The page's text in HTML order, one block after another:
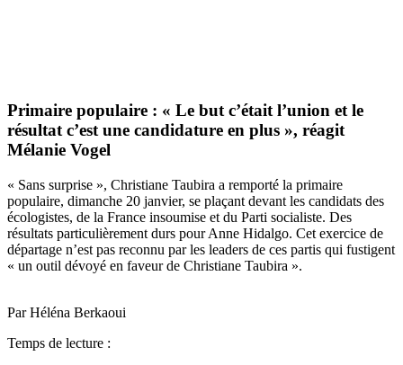
Primaire populaire : « Le but c’était l’union et le
résultat c’est une candidature en plus », réagit
Mélanie Vogel
« Sans surprise », Christiane Taubira a remporté la primaire
populaire, dimanche 20 janvier, se plaçant devant les candidats des
écologistes, de la France insoumise et du Parti socialiste. Des
résultats particulièrement durs pour Anne Hidalgo. Cet exercice de
départage n’est pas reconnu par les leaders de ces partis qui fustigent
« un outil dévoyé en faveur de Christiane Taubira ».
Par Héléna Berkaoui
Temps de lecture :